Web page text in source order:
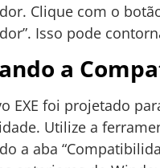
Clique com o
Isso pode
a
EXE foi projetado
Utilize a
a aba